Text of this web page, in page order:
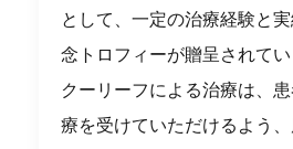
として、一定の治療経験と
念トロフィーが贈呈されてい
クーリーフによる治療は、
療を受けていただけるよう